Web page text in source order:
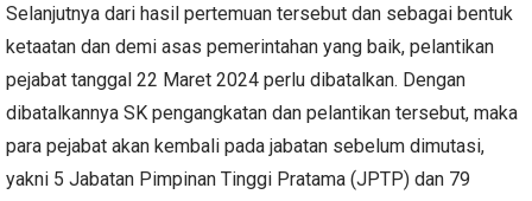
Selanjutnya dari hasil pertemuan tersebut dan sebagai bentuk
ketaatan dan demi asas pemerintahan yang baik, pelantikan
pejabat tanggal 22 Maret 2024 perlu dibatalkan. Dengan
dibatalkannya SK pengangkatan dan pelantikan tersebut, maka
para pejabat akan kembali pada jabatan sebelum dimutasi,
yakni 5 Jabatan Pimpinan Tinggi Pratama (JPTP) dan 79